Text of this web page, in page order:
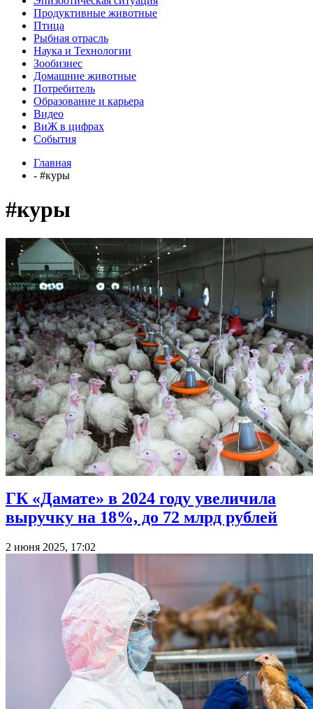
Продуктивные животные
Птица
Рыбная отрасль
Наука и Технологии
Зообизнес
Домашние животные
Потребитель
Образование и карьера
Видео
ВиЖ в цифрах
События
Главная
- #куры
#куры
ГК «Дамате» в 2024 году увеличила
выручку на 18%, до 72 млрд рублей
2 июня 2025, 17:02